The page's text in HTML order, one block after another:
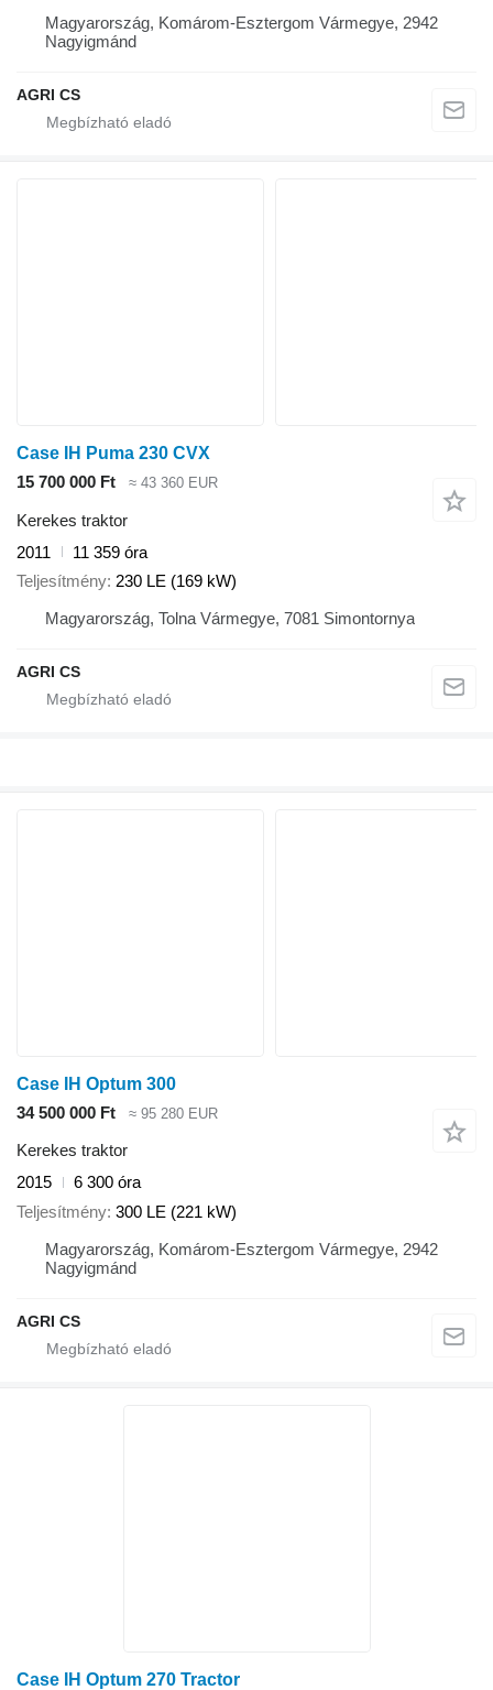
Magyarország, Komárom-Esztergom Vármegye, 2942
Nagyigmánd
AGRI CS
Case IH Puma 230 CVX
15 700 000 Ft
≈ 43 360 EUR
Kerekes traktor
2011
11 359 óra
Teljesítmény 230 LE (169 kW)
Magyarország, Tolna Vármegye, 7081 Simontornya
AGRI CS
Case IH Optum 300
34 500 000 Ft
≈ 95 280 EUR
Kerekes traktor
2015
6 300 óra
Teljesítmény 300 LE (221 kW)
Magyarország, Komárom-Esztergom Vármegye, 2942
Nagyigmánd
AGRI CS
Case IH Optum 270 Tractor